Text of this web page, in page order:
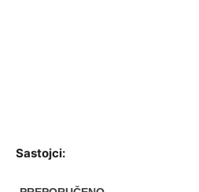
Sastojci: